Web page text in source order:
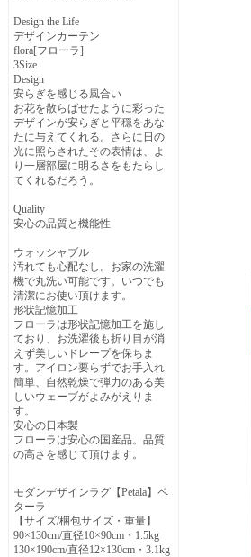
Design the Life
デザインカーテン
flora[フローラ]
3Size
Design
安らぎを感じる風合い
お花を散らばせたように彩った
デザインが安らぎと平穏をあな
たに与えてくれる。さらに日の
光に照らされたその表情は、よ
り一層部屋に明るさをもたらし
てくれるだろう。
Quality
安心の品質と機能性
ウォッシャブル
汚れても心配なし。お家の洗濯
機で丸洗い可能です。いつでも
清潔にお使い頂けます。
形状記憶加工
フローラは形状記憶加工を施し
ており、お洗濯後も折り目が消
えず美しいドレープを保ちま
す。アイロン要らずでお手入れ
簡単、自然乾燥で弾力のある美
しいウェーブがよみがえりま
す。
安心の日本製
フローラは安心の国産品。品質
の高さを感じて頂けます。
モダンデザインラグ【Petala】ペ
ターラ
【サイズ/梱包サイズ・重量】
90×130cm/直径10×90cm・1.5kg
130×190cm/直径12×130cm・3.1kg